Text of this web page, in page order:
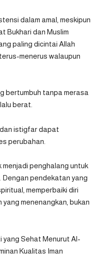
dalam amal, meskipun
Bukhari dan Muslim
paling dicintai Allah
menerus walaupun
bertumbuh tanpa merasa
berat.
istigfar dapat
perubahan.
penghalang untuk
Dengan pendekatan yang
memperbaiki diri
menenangkan, bukan
Sehat Menurut Al-
Kualitas Iman